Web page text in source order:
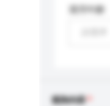
適用年齡
查詢內容